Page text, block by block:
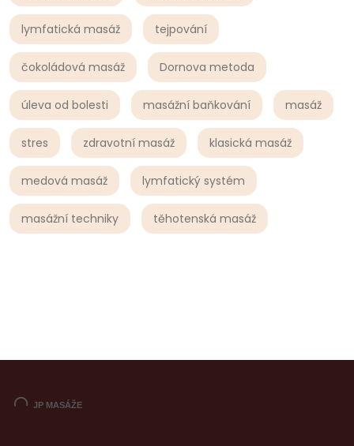
lymfatická masáž tejpování
čokoládová masáž Dornova metoda
úleva od bolesti masážní baňkování masáž
stres zdravotní masáž klasická masáž
medová masáž lymfatický systém
masážní techniky těhotenská masáž